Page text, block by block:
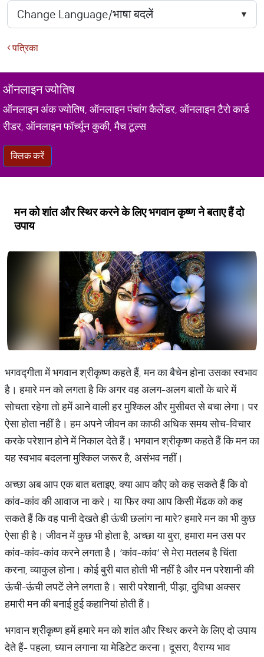
पत्रिका
ऑनलाइन ज्योतिष
ऑनलाइन अंक ज्योतिष, ऑनलाइन पंचांग कैलेंडर, ऑनलाइन टैरो कार्ड
रीडर, ऑनलाइन फॉर्च्यून कुकी, मैच टूल्स
क्लिक करें
मन को शांत और स्थिर करने के लिए भगवान कृष्ण ने बताए हैं दो
उपाय
भगवद्गीता में भगवान श्रीकृष्ण कहते हैं, मन का बैचेन होना उसका स्वभाव
है। हमारे मन को लगता है कि अगर वह अलग-अलग बातों के बारे में
सोचता रहेगा तो हमें आने वाली हर मुश्किल और मुसीबत से बचा लेगा। पर
ऐसा होता नहीं है। हम अपने जीवन का काफी अधिक समय सोच-विचार
करके परेशान होने में निकाल देते हैं। भगवान श्रीकृष्ण कहते हैं कि मन का
यह स्वभाव बदलना मुश्किल जरूर है, असंभव नहीं।
अच्छा अब आप एक बात बताइए, क्या आप कौए को कह सकते हैं कि वो
कांव-कांव की आवाज ना करे। या फिर क्या आप किसी मेंढक को कह
सकते हैं कि वह पानी देखते ही ऊंची छलांग ना मारे? हमारे मन का भी कुछ
ऐसा ही है। जीवन में कुछ भी होता है, अच्छा या बुरा, हमारा मन उस पर
कांव-कांव-कांव करने लगता है। ‘कांव-कांव’ से मेरा मतलब है चिंता
करना, व्याकुल होना। कोई बुरी बात होती भी नहीं है और मन परेशानी की
ऊंची-ऊंची लपटें लेने लगता है। सारी परेशानी, पीड़ा, दुविधा अक्सर
हमारी मन की बनाई हुई कहानियां होती हैं।
भगवान श्रीकृष्ण हमें हमारे मन को शांत और स्थिर करने के लिए दो उपाय
देते हैं- पहला, ध्यान लगाना या मेडिटेट करना। दूसरा, वैराग्य भाव